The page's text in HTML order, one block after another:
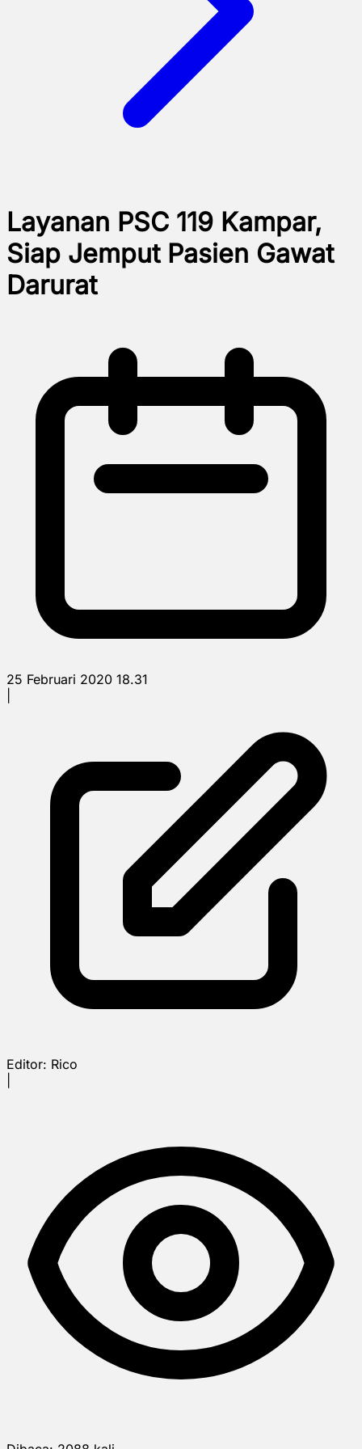
Layanan PSC 119 Kampar,
Siap Jemput Pasien Gawat
Darurat
25 Februari 2020 18.31
Editor: Rico